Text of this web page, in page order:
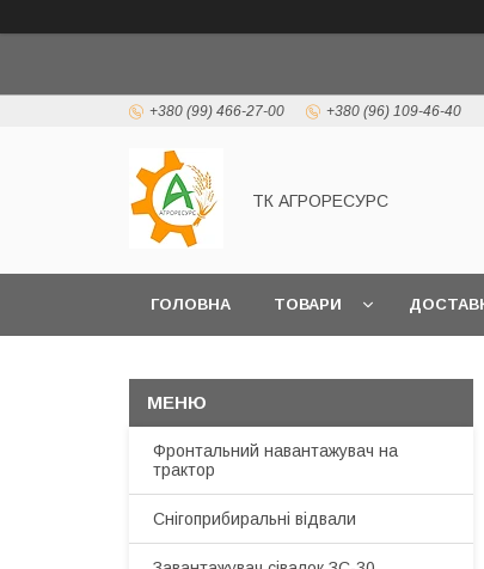
+380 (99) 466-27-00 +380 (96) 109-46-40
ТК АГРОРЕСУРС
ГОЛОВНА ТОВАРИ
Фронтальний навантажувач на
трактор
Снігоприбиральні відвали